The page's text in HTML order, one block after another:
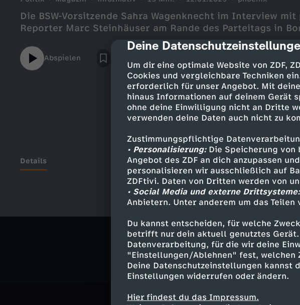
cmp-dialog-description
Deine
Um dir eine optimale Website von ZDF,
Cookies und vergleichbare Techniken
erforderlich für unser Angebot. Mit
hinaus Informationen auf deinem Gerät
ohne deine Einwilligung nicht an Dritte
verwenden deine Daten auch nicht zu
Zustimmungspflichtige
• Personalisierung:Die Speicherung von
Angebot des ZDF an dich anzupassen
personalisieren wir ausschließlich auf
ZDFtivi. Daten von Dritten werden von
• Social Media und externe Drittsysteme:
Anbietern. Unter anderem um das
Du kannst entscheiden, für welche
betrifft nur dein aktuell genutztes
Datenverarbeitung, für die wir deine
"Einstellungen/Ablehnen" fest, welchen
Deine Datenschutzeinstellungen kannst
Einstellungen widerrufen oder ändern.
Hier findest du das Impressum.
Die BSW-Vorsitzende Sahra Wagenknecht im Interview mit
Reporter Marc Steinhäuser am Rande des Parteitags in
Abspielen
Details
Ähnliche Inhalte
Politik Magazin